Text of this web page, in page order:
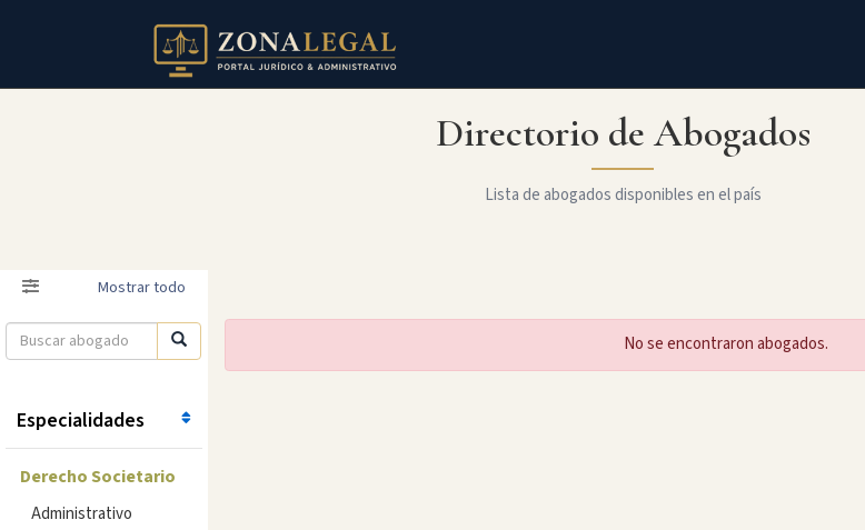
Directorio de Abogados
Lista de abogados disponibles en el país
Filtro Mostrar todo
Especialidades
Derecho Societario
Administrativo
No se encontraron abogados.